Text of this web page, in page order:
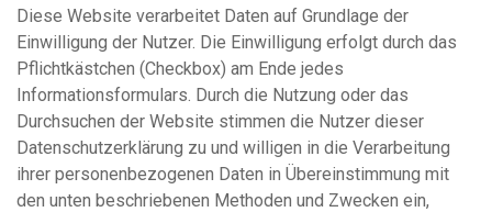
Diese Website verarbeitet Daten auf Grundlage der
Einwilligung der Nutzer. Die Einwilligung erfolgt durch das
Pflichtkästchen (Checkbox) am Ende jedes
Informationsformulars. Durch die Nutzung oder das
Durchsuchen der Website stimmen die Nutzer dieser
Datenschutzerklärung zu und willigen in die Verarbeitung
ihrer personenbezogenen Daten in Übereinstimmung mit
den unten beschriebenen Methoden und Zwecken ein,